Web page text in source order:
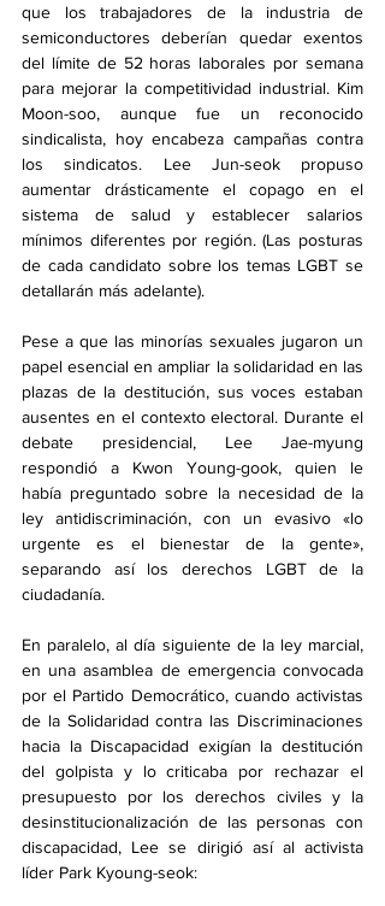
que los trabajadores de la industria de
semiconductores deberían quedar exentos
del límite de 52 horas laborales por semana
para mejorar la competitividad industrial. Kim
Moon-soo, aunque fue un reconocido
sindicalista, hoy encabeza campañas contra
los sindicatos. Lee Jun-seok propuso
aumentar drásticamente el copago en el
sistema de salud y establecer salarios
mínimos diferentes por región. (Las posturas
de cada candidato sobre los temas LGBT se
detallarán más adelante).
Pese a que las minorías sexuales jugaron un
papel esencial en ampliar la solidaridad en las
plazas de la destitución, sus voces estaban
ausentes en el contexto electoral. Durante el
debate presidencial, Lee Jae-myung
respondió a Kwon Young-gook, quien le
había preguntado sobre la necesidad de la
ley antidiscriminación, con un evasivo «lo
urgente es el bienestar de la gente»,
separando así los derechos LGBT de la
ciudadanía.
En paralelo, al día siguiente de la ley marcial,
en una asamblea de emergencia convocada
por el Partido Democrático, cuando activistas
de la Solidaridad contra las Discriminaciones
hacia la Discapacidad exigían la destitución
del golpista y lo criticaba por rechazar el
presupuesto por los derechos civiles y la
desinstitucionalización de las personas con
discapacidad, Lee se dirigió así al activista
líder Park Kyoung-seok: